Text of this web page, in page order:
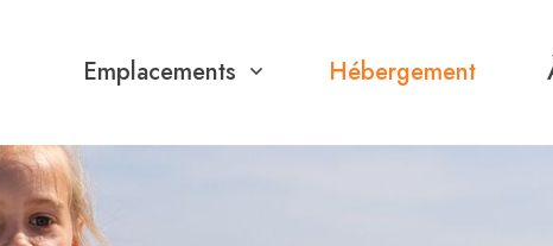
Emplacements Hébergement